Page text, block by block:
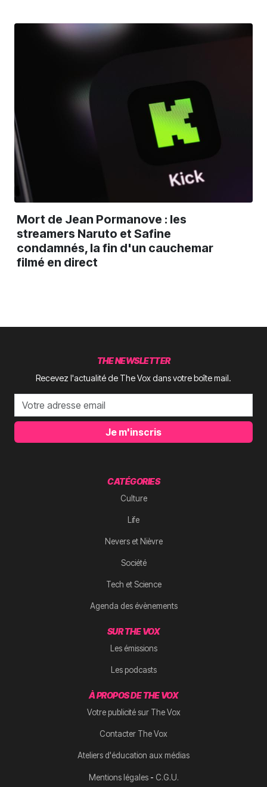
Mort de Jean Pormanove : les
streamers Naruto et Safine
condamnés, la fin d'un cauchemar
filmé en direct
THE NEWSLETTER
Recevez l'actualité de The Vox dans votre boîte mail.
Je m'inscris
CATÉGORIES
Culture
Life
Nevers et Nièvre
Société
Tech et Science
Agenda des évènements
SUR THE VOX
Les émissions
Les podcasts
À PROPOS DE THE VOX
Votre publicité sur The Vox
Contacter The Vox
Ateliers d'éducation aux médias
Mentions légales- C.G.U.